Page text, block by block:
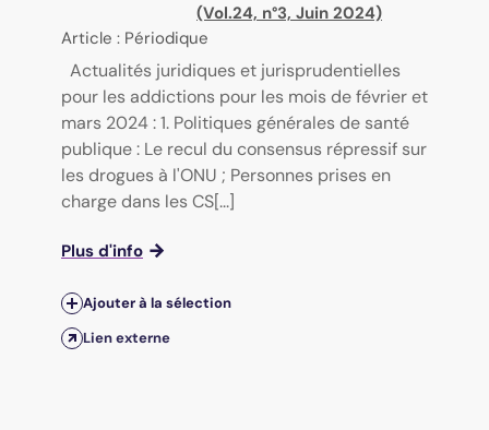
(Vol.24, n°3, Juin 2024)
Article : Périodique
Actualités juridiques et jurisprudentielles
pour les addictions pour les mois de février et
mars 2024 : 1. Politiques générales de santé
publique : Le recul du consensus répressif sur
les drogues à l'ONU ; Personnes prises en
charge dans les CS[...]
Plus d'info
Ajouter à la sélection
Lien externe